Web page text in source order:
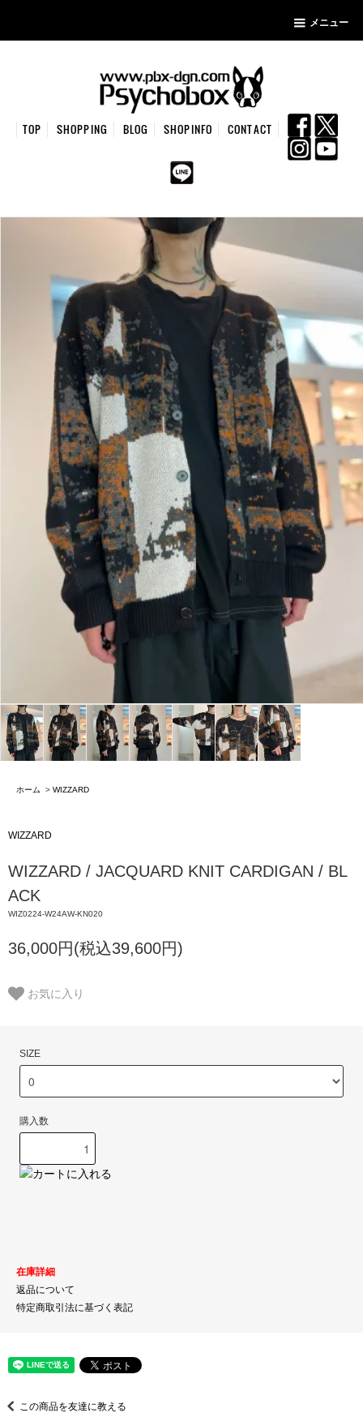
メニュー
TOP SHOPPING BLOG SHOPINFO CONTACT
ホーム > WIZZARD
WIZZARD
WIZZARD / JACQUARD KNIT CARDIGAN / BL
ACK
WIZ0224-W24AW-KN020
36,000円(税込39,600円)
お気に入り
SIZE
購入数
在庫詳細
返品について
特定商取引法に基づく表記
この商品を友達に教える